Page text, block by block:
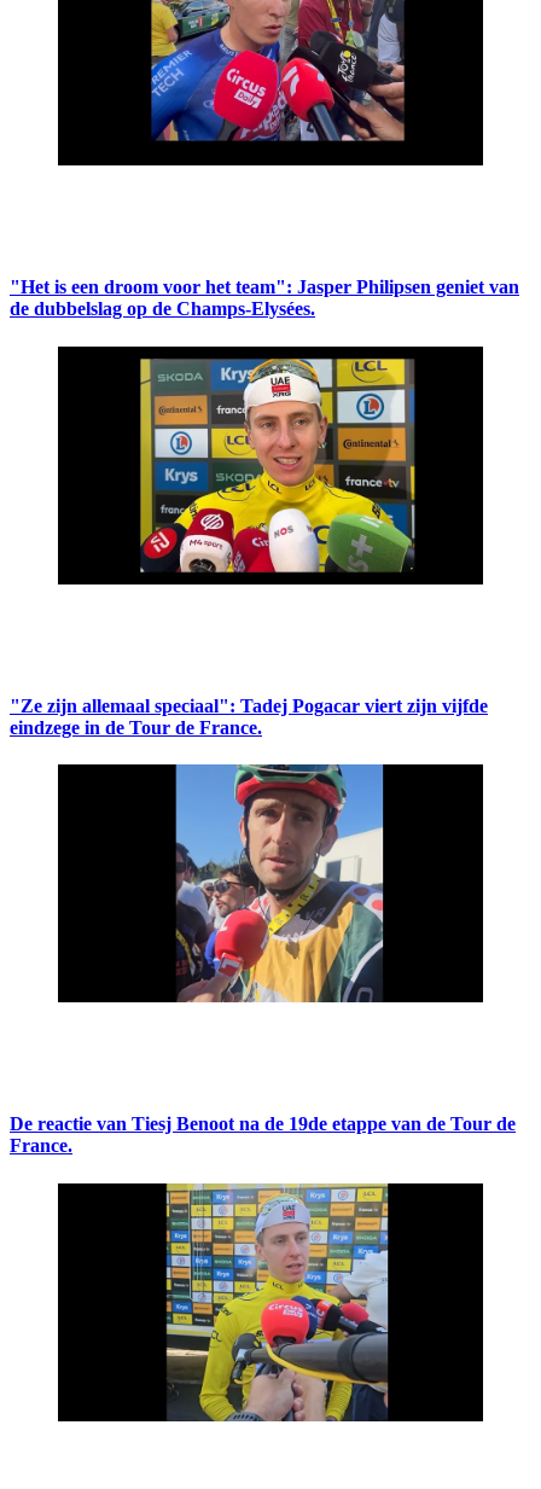
"Het is een droom voor het team": Jasper Philipsen geniet van
de dubbelslag op de Champs-Elysées.
"Ze zijn allemaal speciaal": Tadej Pogacar viert zijn vijfde
eindzege in de Tour de France.
De reactie van Tiesj Benoot na de 19de etappe van de Tour de
France.